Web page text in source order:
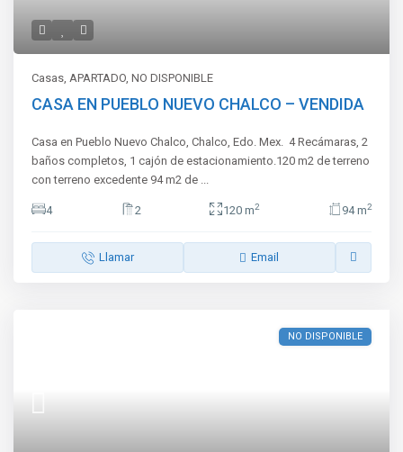
Casas,APARTADO,NO DISPONIBLE
CASA EN PUEBLO NUEVO CHALCO – VENDIDA
Casa en Pueblo Nuevo Chalco, Chalco, Edo. Mex. 4 Recámaras, 2
baños completos, 1 cajón de estacionamiento.120 m2 de terreno
con terreno excedente 94 m2 de ...
4 2 120 m2 94 m2
Llamar Email
NO DISPONIBLE